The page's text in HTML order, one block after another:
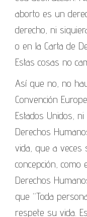
aborto es un
derecho, ni
o en la Carta de
Estas cosas no
Así que no, no
Convención
Estados Unidos,
Derechos
vida, que a veces
concepción, como
Derechos
que “Toda
respete su vida.